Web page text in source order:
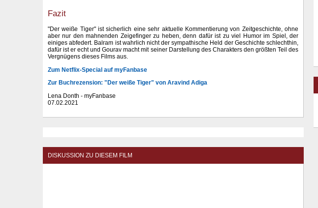
Fazit
"Der weiße Tiger" ist sicherlich eine sehr aktuelle Kommentierung von Zeitgeschichte, ohne
aber nur den mahnenden Zeigefinger zu heben, denn dafür ist zu viel Humor im Spiel, der
einiges abfedert. Balram ist wahrlich nicht der sympathische Held der Geschichte schlechthin,
dafür ist er echt und Gourav macht mit seiner Darstellung des Charakters den größten Teil des
Vergnügens dieses Films aus.
Zum Netflix-Special auf myFanbase
Zur Buchrezension: "Der weiße Tiger" von Aravind Adiga
Lena Donth - myFanbase
07.02.2021
DISKUSSION ZU DIESEM FILM